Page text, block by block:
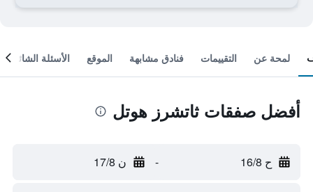
لمحة عن التقييمات فنادق مشابهة الموقع الأسئلة الشائعة
أفضل صفقات ثاتشرز هوتل
ح 16/8 - ن 17/8